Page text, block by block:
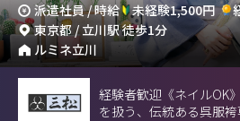
派遣社員 / 時給 未経験1,500円
東京都 / 立川駅 徒歩1分
ルミネ立川
経験者歓迎《ネイルOK
を扱う、伝統ある呉服